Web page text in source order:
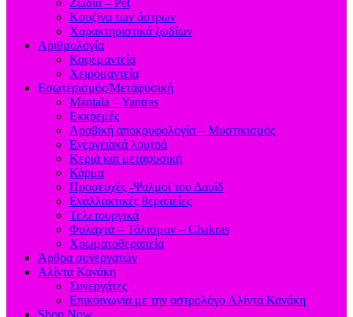
Κουζίνα των άστρων
Χαρακτηριστικά ζωδίων
Αριθμολογία
Καφεμαντεία
Χειρομαντεία
Εσωτερισμός/Μεταφυσική
Mantala – Yantras
Εκκρεμές
Αραβική αποκρυφολογία – Μυστικισμός
Ενεργειακά λουτρά
Κεριά και μεταφυσική
Κάρμα
Προσευχές -Ψαλμοί του Δαυίδ
Εναλλακτικές θεραπείες
Τελετουργικά
Φυλαχτά – Τάλισμαν – Chakras
Χρωματοθεραπεία
Άρθρα συνεργατών
Αλίντα Κανάκη
Συνεργάτες
Επικοινωνία με την αστρολόγο Αλίντα Κανάκη
Shop Now